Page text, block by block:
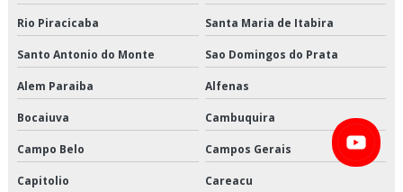
Frete carga fracionada
Logística cross docking
Logística de alimentos congelados em sp
Logística de alimentos congelados preço
Logística de alimentos congelados são paulo
Rio Piracicaba Santa Maria de Itabira
Santo Antonio do Monte Sao Domingos do Prata
Alem Paraiba Alfenas
Bocaiuva Cambuquira
Campo Belo Campos Gerais
Capitolio Careacu